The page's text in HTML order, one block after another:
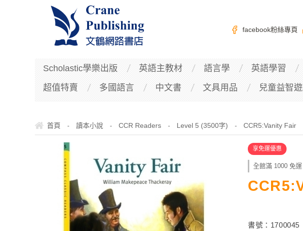
facebook粉絲專頁
Scholastic學樂出版 英語主教材 語言學 英語學習
超值特賣
多國語言 中文書 文具用品 兒童益智
首頁 - 讀本小說 - CCR Readers - Level 5 (3500字) - CCR5:Vanity Fair
享免運優惠
全館滿 1000 免運
書號：1700045